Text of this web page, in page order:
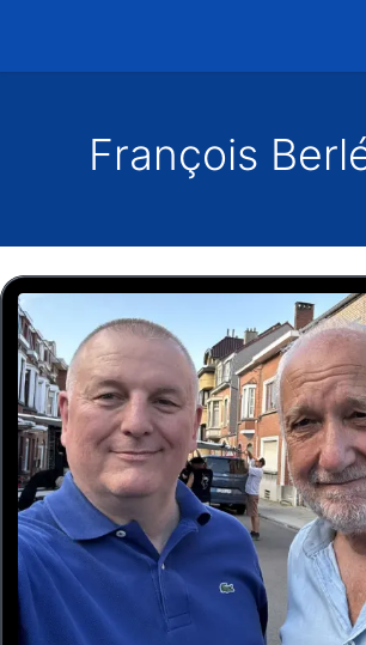
François